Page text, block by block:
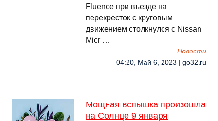
Fluence при въезде на
перекресток с круговым
движением столкнулся с Nissan
Micr …
Новости
04:20, Май 6, 2023 | go32.ru
Мощная вспышка произошла
на Солнце 9 января